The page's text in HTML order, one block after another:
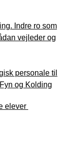
Indre ro som
vejleder og
personale til
og Kolding
elever